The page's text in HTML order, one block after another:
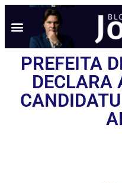
PREFEITA
DECLARA